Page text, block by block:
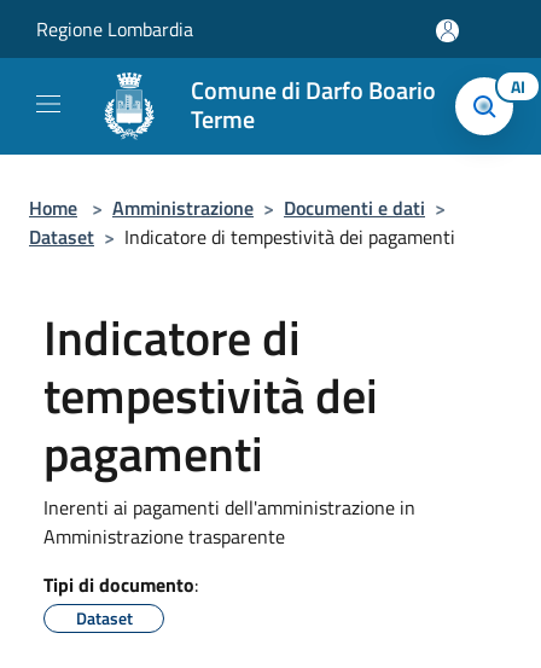
Regione Lombardia
Comune di Darfo Boario
Terme
AI
Home > Amministrazione > Documenti e dati >
Dataset > Indicatore di tempestività dei pagamenti
Indicatore di
tempestività dei
pagamenti
Inerenti ai pagamenti dell'amministrazione in
Amministrazione trasparente
Tipi di documento:
Dataset